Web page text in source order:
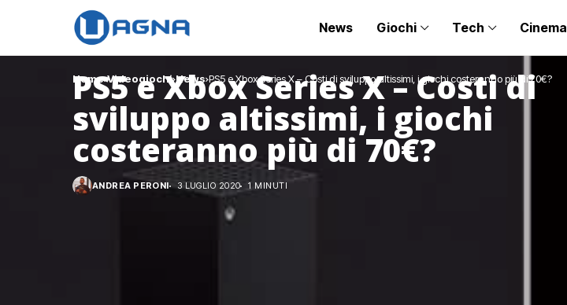
News Giochi Tech Cinema
Home Videogiochi News PS5 e Xbox Series X – Costi di sviluppo altissimi, i giochi costeranno più di 70€?
PS5 e Xbox Series X – Costi di
sviluppo altissimi, i giochi
costeranno più di 70€?
ANDREA PERONI 3 LUGLIO 2020 1 MINUTI